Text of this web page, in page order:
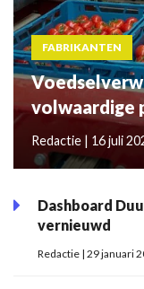
FABRIKANTEN
volwaardige
Redactie | 16 juli
Dashboard
vernieuwd
Redactie | 29 januari